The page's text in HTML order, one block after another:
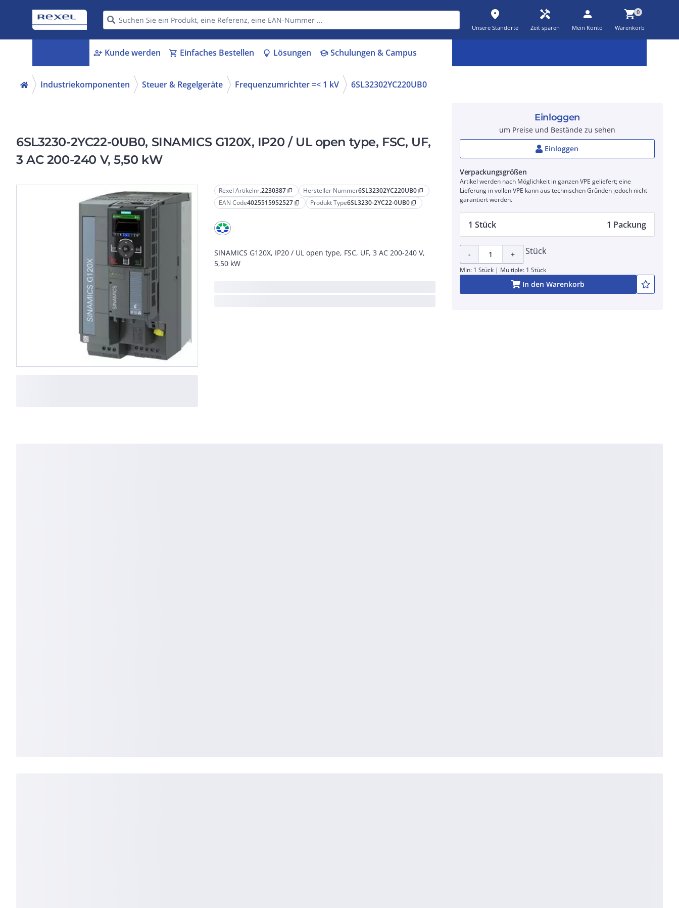
place
Unsere Standorte
handyman
Zeit sparen
person
Mein Konto
shopping_cart0
Warenkorb
person_add Kunde werden shopping_cart Einfaches Bestellen lightbulb Lösungen schoolSchulungen & Campus
Industriekomponenten Steuer & Regelgeräte Frequenzumrichter =< 1 kV 6SL32302YC220UB0
6SL3230-2YC22-0UB0, SINAMICS G120X, IP20 / UL open type, FSC, UF,
3 AC 200-240 V, 5,50 kW
Rexel Artikelnr.2230387 content_copy Hersteller Nummer6SL32302YC220UB0 content_copy
EAN Code4025515952527 content_copy Produkt Type6SL3230-2YC22-0UB0 content_copy
SINAMICS G120X, IP20 / UL open type, FSC, UF, 3 AC 200-240 V,
5,50 kW
Einloggen
um Preise und Bestände zu sehen
Einloggen
Verpackungsgrößen
Artikel werden nach Möglichkeit in ganzen VPE geliefert; eine
Lieferung in vollen VPE kann aus technischen Gründen jedoch nicht
garantiert werden.
1 Stück 1 Packung
- + Stück
Min: 1 Stück | Multiple: 1 Stück
In den Warenkorb